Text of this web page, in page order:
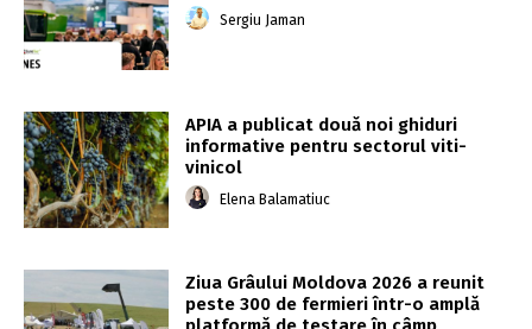
Sergiu Jaman
APIA a publicat două noi ghiduri
informative pentru sectorul viti-
vinicol
Elena Balamatiuc
Ziua Grâului Moldova 2026 a reunit
peste 300 de fermieri într-o amplă